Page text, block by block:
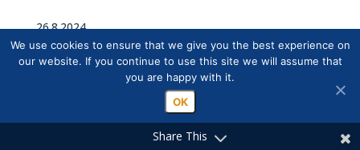
26.8.2024
Maanantaina 26.08.2024 klo 12:15
Klubin Vuosikokous
Share This
We use cookies to ensure that we give you the best experience on
our website. If you continue to use this site we will assume that
you are happy with it.
OK